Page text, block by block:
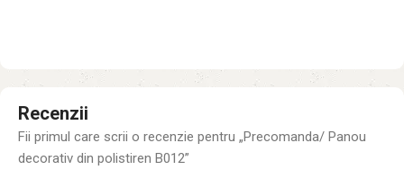
Recenzii
Fii primul care scrii o recenzie pentru „Precomanda/ Panou
decorativ din polistiren B012”